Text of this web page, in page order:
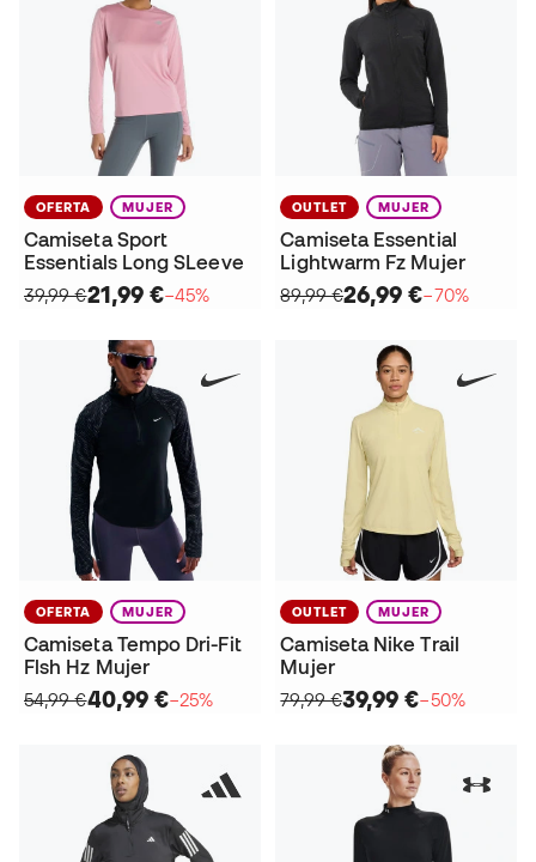
OFERTA MUJER
Camiseta Sport
Essentials Long SLeeve
39,99 €21,99 €−45%
OUTLET MUJER
Camiseta Essential
Lightwarm Fz Mujer
89,99 €26,99 €−70%
OFERTA MUJER
Camiseta Tempo Dri-Fit
Flsh Hz Mujer
54,99 €40,99 €−25%
OUTLET MUJER
Camiseta Nike Trail
Mujer
79,99 €39,99 €−50%